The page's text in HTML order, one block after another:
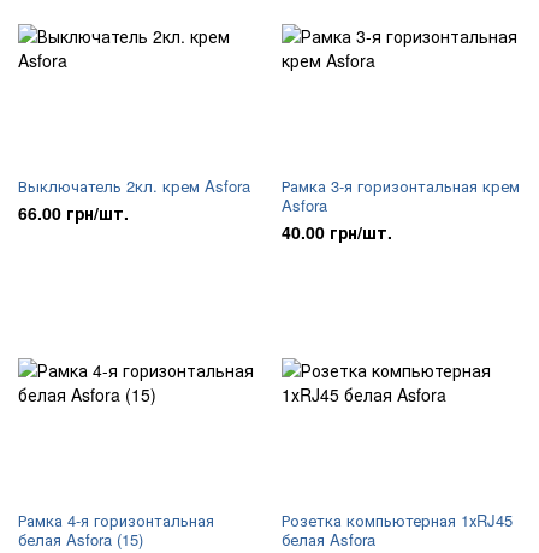
Выключатель 2кл. крем Asfora
66.00 грн/шт.
Рамка 3-я горизонтальная крем
Asfora
40.00 грн/шт.
Рамка 4-я горизонтальная
белая Asfora (15)
Розетка компьютерная 1хRJ45
белая Asfora